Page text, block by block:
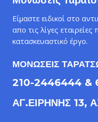
Είμαστε ειδικοί στο
απο τις λίγες
κατασκευαστικό έργο.
ΜΟΝΩΣΕΙΣ
210-2446444 &
ΑΓ.ΕΙΡΗΝΗΣ 13,